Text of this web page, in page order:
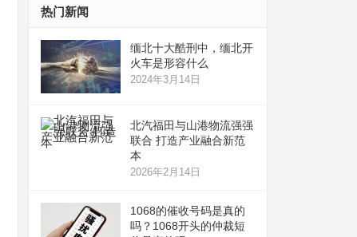
热门新闻
缅北十大酷刑中，缅北开
火车是形容什么
2024年3月14日
北汽福田与山港物流强强
联合 打造产业融合新范
本
2026年2月14日
1068的催收号码是真的
吗？1068开头的仲裁短